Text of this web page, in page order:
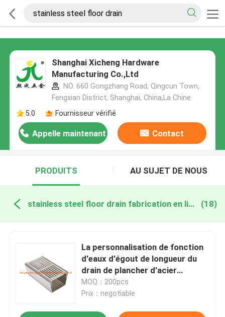
Shanghai Xicheng Hardware
Manufacturing Co.,Ltd
NO. 660 Gongzhang Road, Qingcun Town,
Fengxian District, Shanghai, China,La Chine
5.0
Fournisseur vérifié
Appelle maintenant Contact
PRODUITS AU SUJET DE NOUS
stainless steel floor drain fabrication en ligne (18)
La personnalisation de fonction
d'eaux d'égout de longueur du
drain de plancher d'acier
inoxydable 0.5m acceptent
MOQ：200pcs
Prix：negotiable